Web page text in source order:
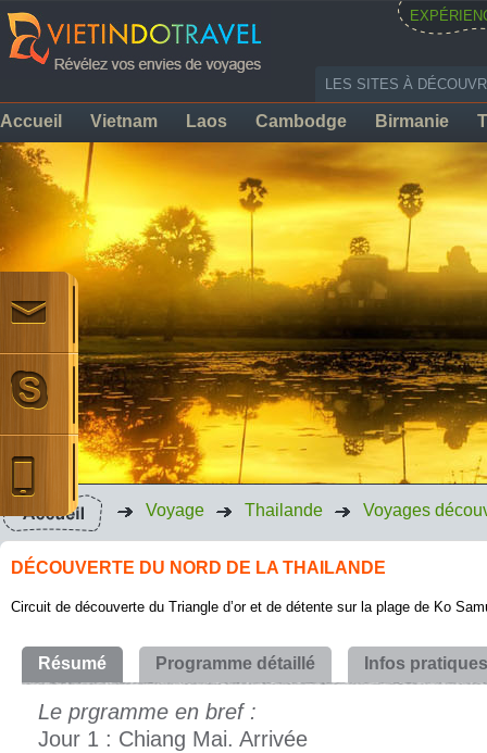
LES SITES À
Accueil Vietnam Laos Cambodge Birmanie
Voyage Thailande Voyages
DÉCOUVERTE DU NORD DE LA THAILANDE
Circuit de découverte du Triangle d’or et de détente sur la plage de Ko
Résumé Programme détaillé Infos pratiques
Le prgramme en bref :
Jour 1 : Chiang Mai. Arrivée